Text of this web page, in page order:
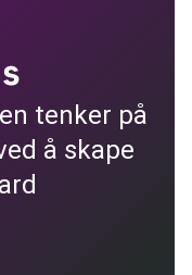
tenker på
å skape